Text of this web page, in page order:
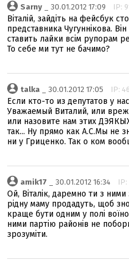
Sarny _ 30.01.2012 17:09 IP:
Віталій, зайдіть на фейсбук
представника Чугуннікова.
ставить лайки всім рупорам
То себе ми тут не бачимо?
talka _ 30.01.2012 17:05 IP:
Если кто-то из депутатов у
Уважаемый Виталий, или
или назовите нам этих
так... Ну прямо как А.С.Мы не
ни у Гриценко. Так о ком
amik17 _ 30.01.2012 16:34 IP:
Ой, Віталік, даремно ти з ними
рідну маму продадуть, щоб
краще бути одним у полі
ними партію районів не
зрозуміти.